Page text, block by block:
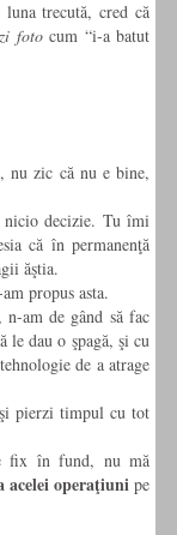
trecută, cred că
fotocum “i-a batut
nu zic că nu e bine,
decizie. Tu îmi
că în permanenţă
ăştia.
propus asta.
am de gând să fac
le dau o şpagă, şi cu
de a atrage
pierzi timpul cu tot
fix în fund, nu mă
acelei operaţiuni pe